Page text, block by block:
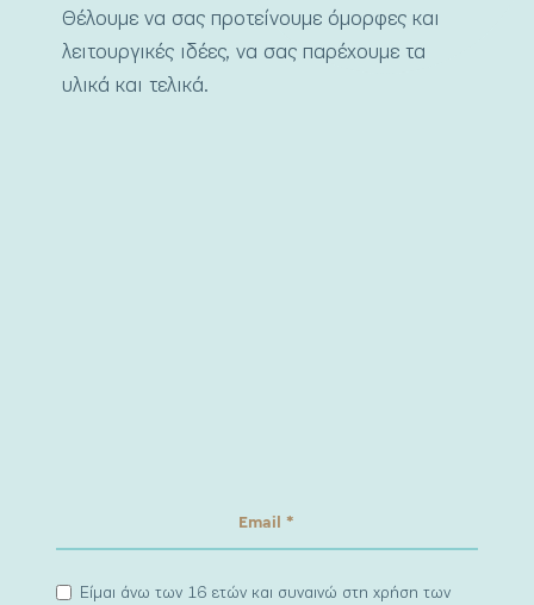
Θέλουμε να σας προτείνουμε όμορφες και
λειτουργικές ιδέες, να σας παρέχουμε τα
υλικά και τελικά.
Είμαι άνω των 16 ετών και συναινώ στη χρήση των